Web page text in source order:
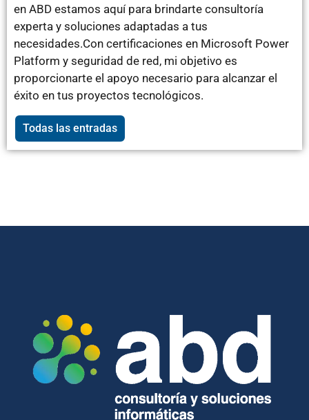
en ABD estamos aquí para brindarte consultoría
experta y soluciones adaptadas a tus
necesidades.Con certificaciones en Microsoft Power
Platform y seguridad de red, mi objetivo es
proporcionarte el apoyo necesario para alcanzar el
éxito en tus proyectos tecnológicos.
Todas las entradas